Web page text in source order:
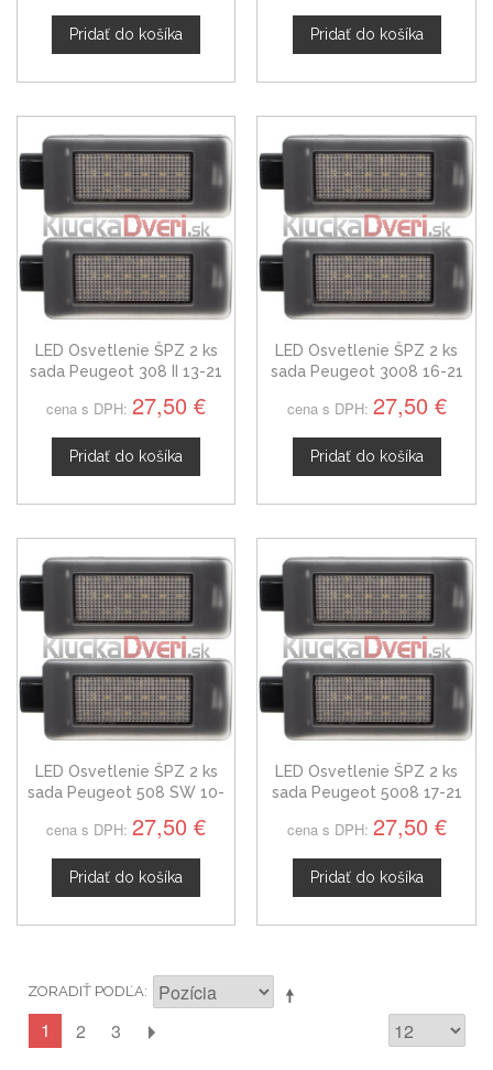
Pridať do košíka Pridať do košíka
LED Osvetlenie ŠPZ 2 ks
sada Peugeot 308 II 13-21
cena s DPH: 27,50 €
Pridať do košíka
LED Osvetlenie ŠPZ 2 ks
sada Peugeot 3008 16-21
cena s DPH: 27,50 €
Pridať do košíka
LED Osvetlenie ŠPZ 2 ks
sada Peugeot 508 SW 10-
cena s DPH: 27,50 €
Pridať do košíka
LED Osvetlenie ŠPZ 2 ks
sada Peugeot 5008 17-21
cena s DPH: 27,50 €
Pridať do košíka
ZORADIŤ PODĽA
1 2 3